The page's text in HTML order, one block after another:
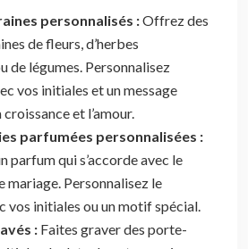
personnalisés :Offrez des
de fleurs, d’herbes
de légumes. Personnalisez
vos initiales et un message
et l’amour.
parfumées personnalisées :
parfum qui s’accorde avec le
mariage. Personnalisez le
vos initiales ou un motif spécial.
: Faites graver des porte-